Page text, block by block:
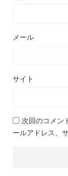
メール
サイト
次回のコメン
ールアドレス、